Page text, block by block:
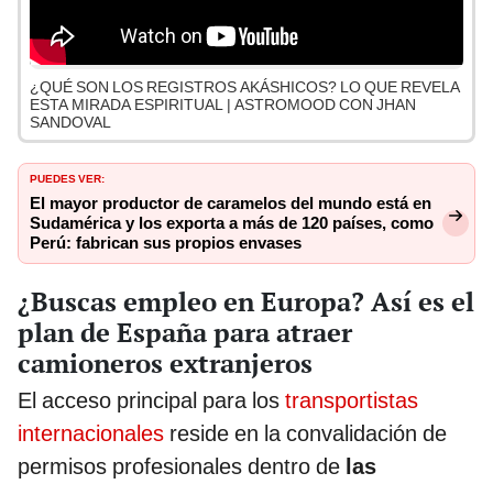
¿QUÉ SON LOS REGISTROS AKÁSHICOS? LO QUE REVELA
ESTA MIRADA ESPIRITUAL | ASTROMOOD CON JHAN
SANDOVAL
PUEDES VER:
El mayor productor de caramelos del mundo está en
Sudamérica y los exporta a más de 120 países, como
Perú: fabrican sus propios envases
¿Buscas empleo en Europa? Así es el
plan de España para atraer
camioneros extranjeros
El acceso principal para los transportistas
internacionales reside en la convalidación de
permisos profesionales dentro de las